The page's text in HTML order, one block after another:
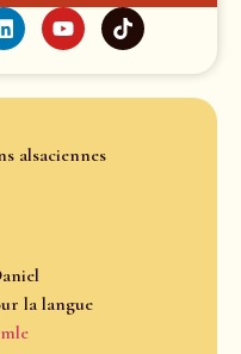
alsaciennes
la langue